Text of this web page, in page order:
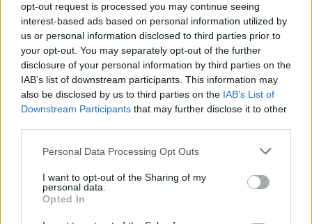
opt-out request is processed you may continue seeing
interest-based ads based on personal information utilized by
us or personal information disclosed to third parties prior to
your opt-out. You may separately opt-out of the further
disclosure of your personal information by third parties on the
IAB’s list of downstream participants. This information may
also be disclosed by us to third parties on the IAB’s List of
Downstream Participants that may further disclose it to other
Personal Data Processing Opt Outs
I want to opt-out of the Sharing of my
personal data.
Opted In
A rovat további cikkei